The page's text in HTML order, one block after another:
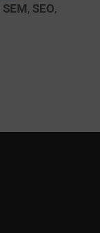
SEM, SEO,